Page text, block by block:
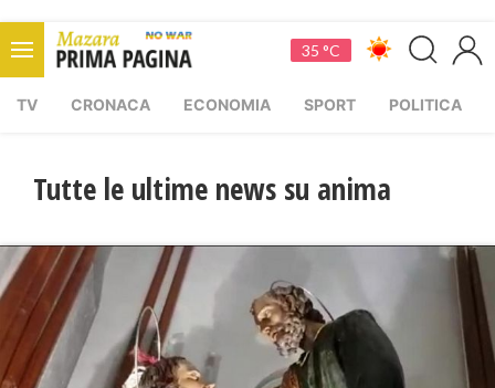
35 °C
TV CRONACA ECONOMIA SPORT POLITICA
Tutte le ultime news su anima